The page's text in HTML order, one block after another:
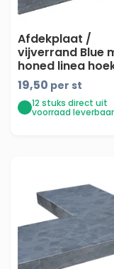
Afdekplaat /
vijverrand Blue
honed linea
50/50x25x3 -
maandprijs
19,50 per st
12 stuks direct uit
voorraad